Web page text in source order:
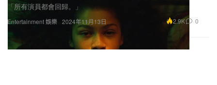
Entertainment 娛樂
「所有演員都會回歸。」
2024年11月13日 2.9K 0